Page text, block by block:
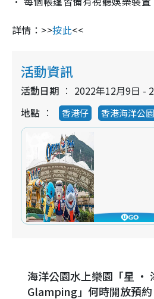
詳情： >>按此<<
活動資訊
活動日期
2022年12月9日 -
地點
香港仔 香港海洋公園
海洋公園水上樂園「星 ‧
Glamping」何時開放預約